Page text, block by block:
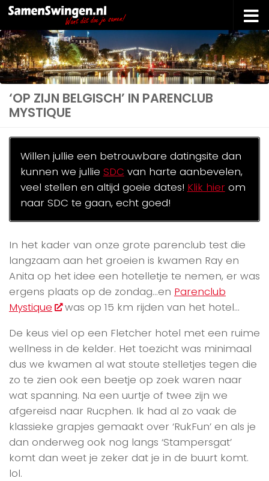
Doorgaan naar inhoud
‘OP ZIJN BELGISCH’ IN PARENCLUB
MYSTIQUE
Willen jullie een betrouwbare datingsite dan
kunnen we jullie SDC van harte aanbevelen,
veel stellen en altijd goeie dates! Klik hierom
naar SDC te gaan, echt goed!
In het kader van onze grote parenclub test die
langzaam aan het groeien is kwamen Ray en
Anita op het idee een hotelletje te nemen, er was
ergens plaats op de zondag…en Parenclub
Mystique
was op 15 km rijden van het hotel…
De keus viel op een Fletcher hotel met een ruime
wellness in de kelder. Het toezicht was minimaal
dus we kwamen al wat stoute stelletjes tegen die
zo te zien ook een beetje op zoek waren naar
wat spanning. Na een uurtje of twee zijn we
afgereisd naar Rucphen. Ik had al zo vaak de
klassieke grapjes gemaakt over ‘RukFun’ en als je
dan onderweg ook nog langs ‘Stampersgat’
komt dan weet je zeker dat je in de buurt komt.
lol.